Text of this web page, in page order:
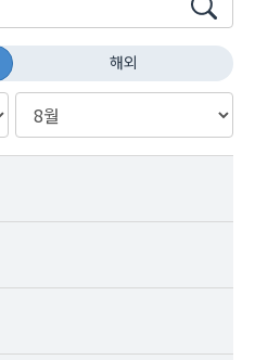
해외